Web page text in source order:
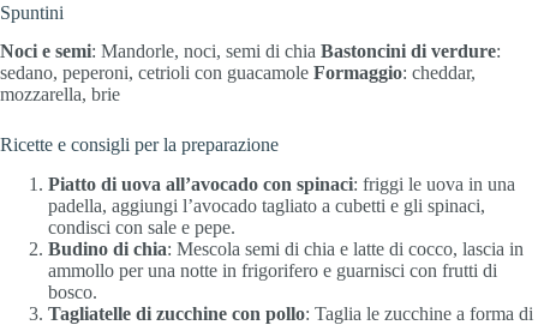
Spuntini
Noci e semi: Mandorle, noci, semi di chia Bastoncini di verdure:
sedano, peperoni, cetrioli con guacamole Formaggio: cheddar,
mozzarella, brie
Ricette e consigli per la preparazione
Piatto di uova all’avocado con spinaci: friggi le uova in una
padella, aggiungi l’avocado tagliato a cubetti e gli spinaci,
condisci con sale e pepe.
Budino di chia: Mescola semi di chia e latte di cocco, lascia in
ammollo per una notte in frigorifero e guarnisci con frutti di
bosco.
Tagliatelle di zucchine con pollo: Taglia le zucchine a forma di